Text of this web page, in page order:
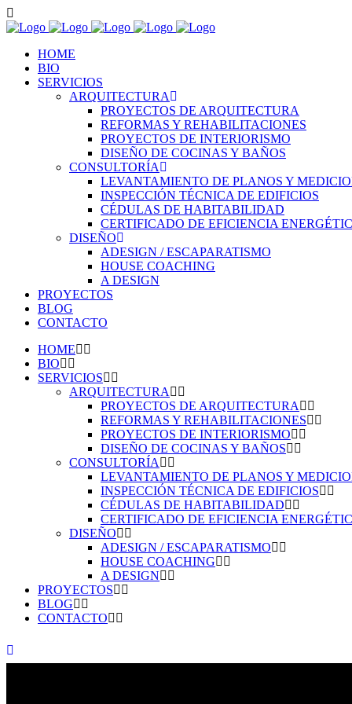
HOME
BIO
SERVICIOS
ARQUITECTURA
PROYECTOS DE ARQUITECTURA
REFORMAS Y REHABILITACIONES
PROYECTOS DE INTERIORISMO
DISEÑO DE COCINAS Y BAÑOS
CONSULTORÍA
LEVANTAMIENTO DE PLANOS Y
INSPECCIÓN TÉCNICA DE EDIFICIOS
CÉDULAS DE HABITABILIDAD
CERTIFICADO DE EFICIENCIA
DISEÑO
ADESIGN / ESCAPARATISMO
HOUSE COACHING
A DESIGN
PROYECTOS
BLOG
CONTACTO
HOME
BIO
SERVICIOS
ARQUITECTURA
PROYECTOS DE ARQUITECTURA
REFORMAS Y REHABILITACIONES
PROYECTOS DE INTERIORISMO
DISEÑO DE COCINAS Y BAÑOS
CONSULTORÍA
LEVANTAMIENTO DE PLANOS Y
INSPECCIÓN TÉCNICA DE EDIFICIOS
CÉDULAS DE HABITABILIDAD
CERTIFICADO DE EFICIENCIA
DISEÑO
ADESIGN / ESCAPARATISMO
HOUSE COACHING
A DESIGN
PROYECTOS
BLOG
CONTACTO